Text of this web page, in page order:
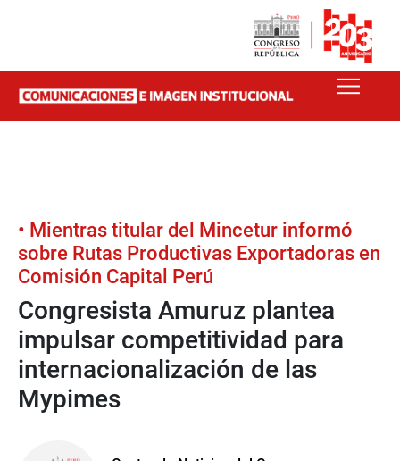
• Mientras titular del Mincetur informó
sobre Rutas Productivas Exportadoras en
Comisión Capital Perú
Congresista Amuruz plantea
impulsar competitividad para
internacionalización de las
Mypimes